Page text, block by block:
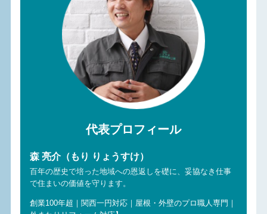
代表プロフィール
森 亮介（もり りょうすけ）
百年の歴史で培った地域への恩返しを礎に、妥協なき仕事
で住まいの価値を守ります。
創業100年超｜関西一円対応｜屋根・外壁のプロ職人専門｜